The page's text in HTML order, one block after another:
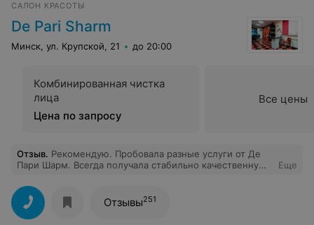
САЛОН КРАСОТЫ
De Pari Sharm
Минск, ул. Крупской, 21 до 20:00
Комбинированная чистка
лица
Цена по запросу
Все цены
Отзыв. Рекомендую. Пробовала разные услуги от Де
Пари Шарм. Всегда получала стабильно качественную
Еще
Отзывы251